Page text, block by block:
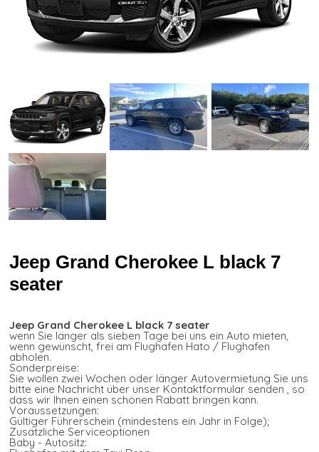
Jeep Grand Cherokee L black 7
seater
Jeep Grand Cherokee L black 7 seater
wenn Sie länger als sieben Tage bei uns ein Auto mieten,
wenn gewünscht, frei am Flughafen Hato / Flughafen
abholen.
Sonderpreise:
Sie wollen zwei Wochen oder länger Autovermietung Sie uns
bitte eine Nachricht über unser Kontaktformular senden , so
dass wir Ihnen einen schönen Rabatt bringen kann.
Voraussetzungen:
Gültiger Führerschein (mindestens ein Jahr in Folge);
Zusätzliche Serviceoptionen
Baby - Autositz: